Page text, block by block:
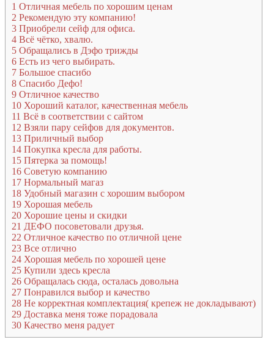
1 Отличная мебель по хорошим ценам
2 Рекомендую эту компанию!
3 Приобрели сейф для офиса.
4 Всё чётко, хвалю.
5 Обращались в Дэфо трижды
6 Есть из чего выбирать.
7 Большое спасибо
8 Спасибо Дефо!
9 Отличное качество
10 Хороший каталог, качественная мебель
11 Всё в соответствии с сайтом
12 Взяли пару сейфов для документов.
13 Приличный выбор
14 Покупка кресла для работы.
15 Пятерка за помощь!
16 Советую компанию
17 Нормальный магаз
18 Удобный магазин с хорошим выбором
19 Хорошая мебель
20 Хорошие цены и скидки
21 ДЕФО посоветовали друзья.
22 Отличное качество по отличной цене
23 Все отлично
24 Хорошая мебель по хорошей цене
25 Купили здесь кресла
26 Обращалась сюда, осталась довольна
27 Понравился выбор и качество
28 Не корректная комплектация( крепеж не докладывают)
29 Доставка меня тоже порадовала
30 Качество меня радует